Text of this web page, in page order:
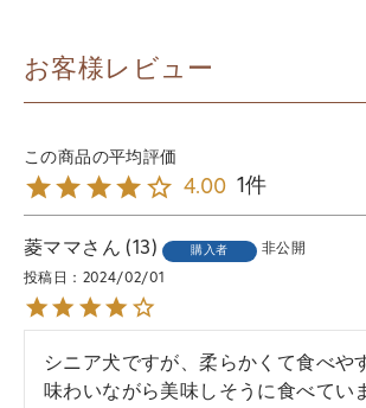
お客様レビュー
4.00 1
菱ママ 13 購入者 非公開
投稿日 2024/02/01
シニア犬ですが、柔らかくて食べや
味わいながら美味しそうに食べてい